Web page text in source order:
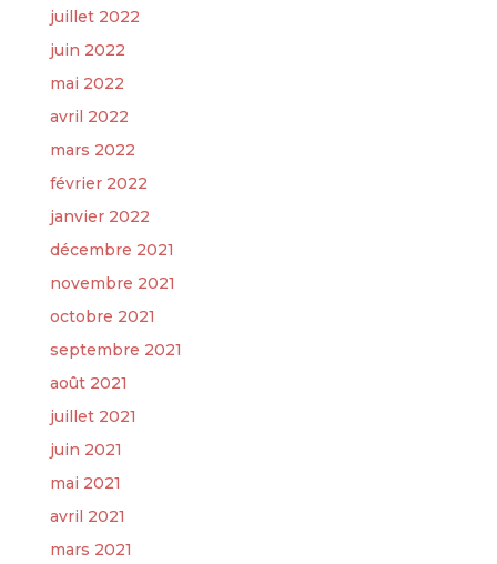
juillet 2022
juin 2022
mai 2022
avril 2022
mars 2022
février 2022
janvier 2022
décembre 2021
novembre 2021
octobre 2021
septembre 2021
août 2021
juillet 2021
juin 2021
mai 2021
avril 2021
mars 2021